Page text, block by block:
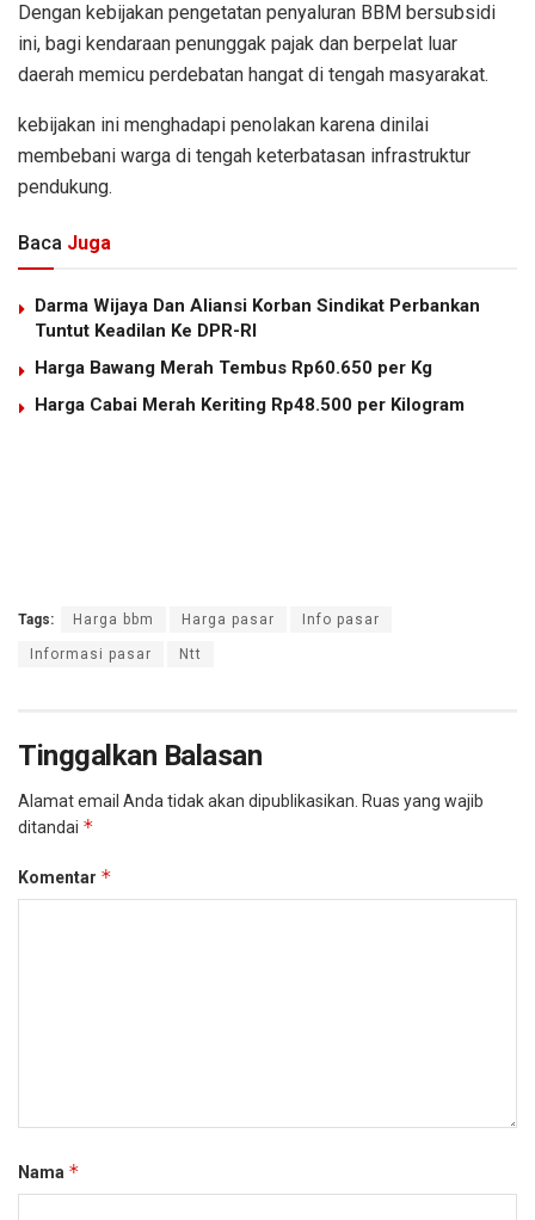
Dengan kebijakan pengetatan penyaluran BBM bersubsidi
ini, bagi kendaraan penunggak pajak dan berpelat luar
daerah memicu perdebatan hangat di tengah masyarakat.
kebijakan ini menghadapi penolakan karena dinilai
membebani warga di tengah keterbatasan infrastruktur
pendukung.
Baca Juga
Darma Wijaya Dan Aliansi Korban Sindikat Perbankan
Tuntut Keadilan Ke DPR-RI
Harga Bawang Merah Tembus Rp60.650 per Kg
Harga Cabai Merah Keriting Rp48.500 per Kilogram
Tags: Harga bbm Harga pasar Info pasar
Informasi pasar Ntt
Tinggalkan Balasan
Alamat email Anda tidak akan dipublikasikan. Ruas yang wajib
ditandai *
Komentar *
Nama *